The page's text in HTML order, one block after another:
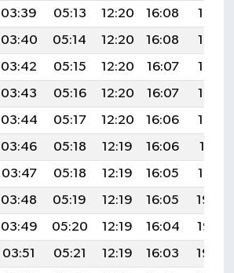
03:39 05:13 12:20 16:08
19:18
03:40 05:14 12:20 16:08
19:17
03:42 05:15 12:20 16:07
19:15
03:43 05:16 12:20 16:07
19:14
03:44 05:17 12:20 16:06
19:13
03:46 05:18 12:19 16:06
19:11
03:47 05:18 12:19 16:05
19:10
03:48 05:19 12:19 16:05
19:09
03:49 05:20 12:19 16:04
19:07
03:51 05:21 12:19 16:03
19:06